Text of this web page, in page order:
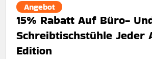
Angebot
15% Rabatt Auf Büro-
Schreibtischstühle Jeder
Edition